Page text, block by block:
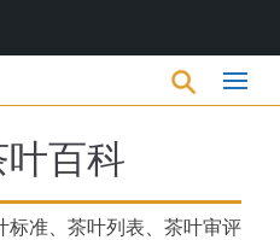
百科
标准、茶叶列表、茶叶审评